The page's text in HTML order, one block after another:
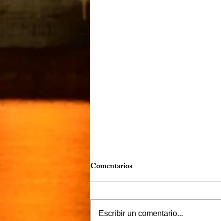
Víctor Murguía
Comentarios
Escribir un comentario...